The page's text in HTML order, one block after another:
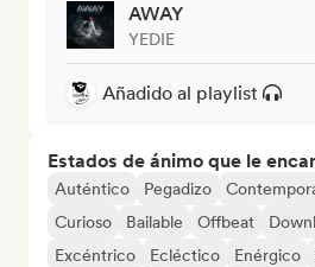
AWAY
YEDIE
Añadido al playlist
Estados de ánimo que le
Auténtico Pegadizo
Curioso
Bailable Offbeat
Excéntrico
Ecléctico Enérgico